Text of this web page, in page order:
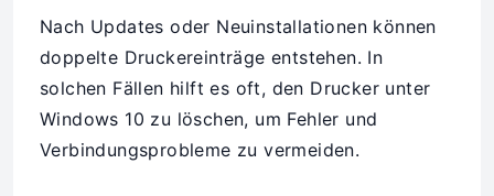
Nach Updates oder Neuinstallationen können
doppelte Druckereinträge entstehen. In
solchen Fällen hilft es oft, den Drucker unter
Windows 10 zu löschen, um Fehler und
Verbindungsprobleme zu vermeiden.